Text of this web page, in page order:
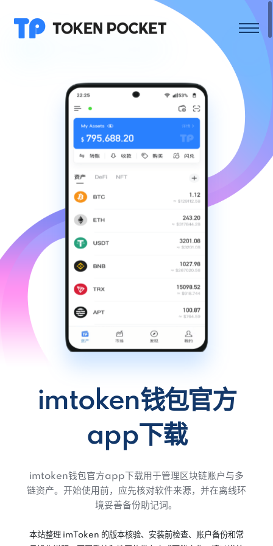
imtoken钱包官方
app下载
imtoken钱包官方app下载用于管理区块链账户与多
链资产。开始使用前，应先核对软件来源，并在离线环
境妥善备份助记词。
本站整理 imToken 的版本核验、安装前检查、账户备份和常